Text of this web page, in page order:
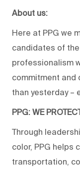
About us:
Here at PPG we
candidates of
professionalism
commitment and
than yesterday –
PPG: WE
Through
color, PPG helps
transportation,